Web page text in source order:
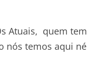
Atuais, quem tem
nós temos aqui né